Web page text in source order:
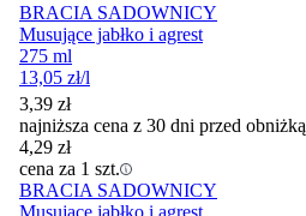
BRACIA SADOWNICY
Musujące jabłko i agrest
275 ml
13,05 zł/l
3,39 zł
najniższa cena z 30 dni przed obniżką
4,29 zł
cena za 1 szt.
BRACIA SADOWNICY
Musujące jabłko i agrest